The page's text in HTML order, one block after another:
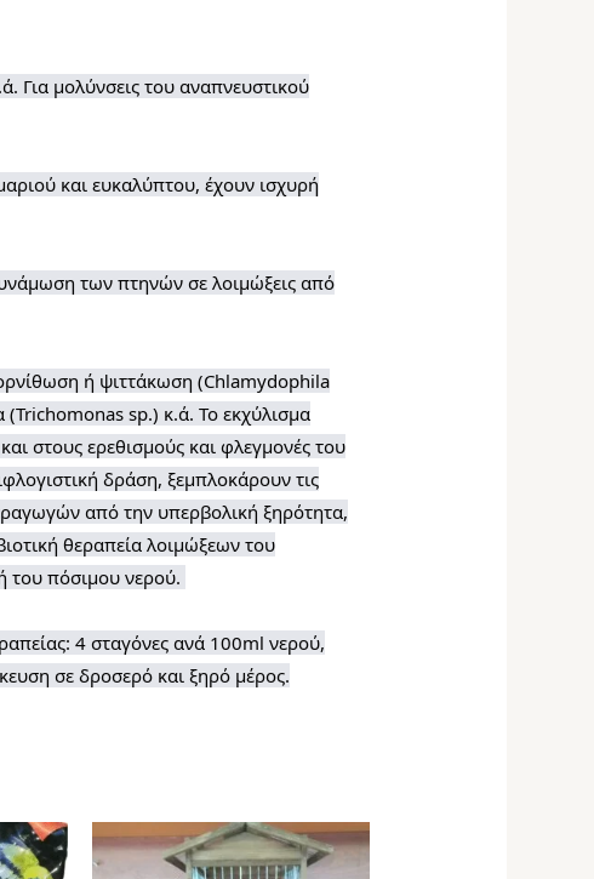
Για μολύνσεις του αναπνευστικού
και ευκαλύπτου, έχουν ισχυρή
των πτηνών σε λοιμώξεις από
ή ψιττάκωση (Chlamydophila
sp.) κ.ά. Το εκχύλισμα
στους ερεθισμούς και φλεγμονές του
δράση, ξεμπλοκάρουν τις
από την υπερβολική ξηρότητα,
θεραπεία λοιμώξεων του
του πόσιμου νερού.
4 σταγόνες ανά 100ml νερού,
σε δροσερό και ξηρό μέρος.